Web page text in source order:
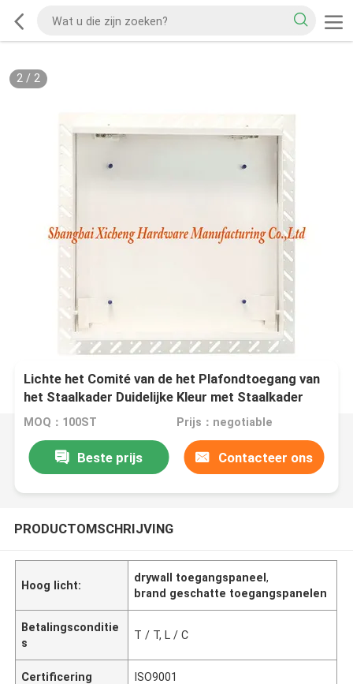
2/ 2
Lichte het Comité van de het Plafondtoegang van
het Staalkader Duidelijke Kleur met Staalkader
MOQ：100ST Prijs：negotiable
Beste prijs Contacteer ons
PRODUCTOMSCHRIJVING
Hoog licht:
drywall toegangspaneel,
brand geschatte toegangspanelen
Betalingsconditie
s
T / T, L / C
Certificering ISO9001